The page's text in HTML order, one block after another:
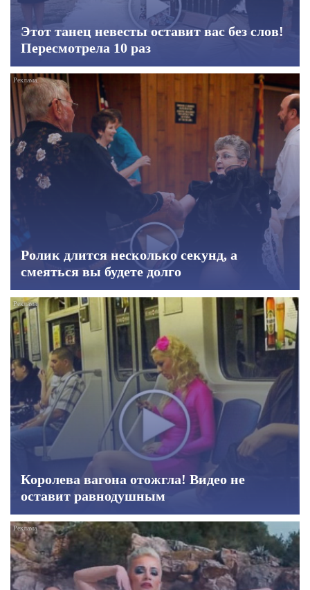
Этот танец невесты оставит вас без слов!
Пересмотрела 10 раз
Ролик длится несколько секунд, а
смеяться вы будете долго
Королева вагона отожгла! Видео не
оставит равнодушным